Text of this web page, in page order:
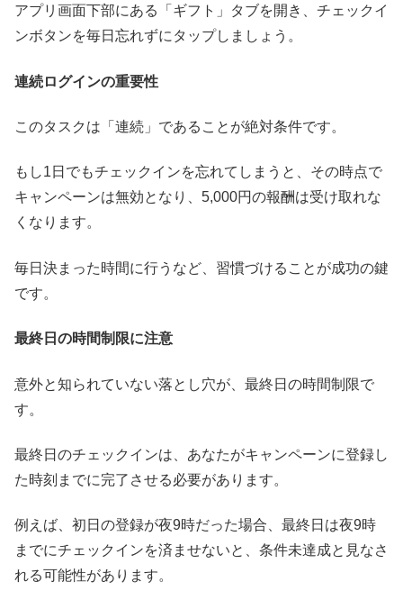
アプリ画面下部にある「ギフト」タブを開き、チェックイ
ンボタンを毎日忘れずにタップしましょう。
連続ログインの重要性
このタスクは「連続」であることが絶対条件です。
もし1日でもチェックインを忘れてしまうと、その時点で
キャンペーンは無効となり、5,000円の報酬は受け取れな
くなります。
毎日決まった時間に行うなど、習慣づけることが成功の鍵
です。
最終日の時間制限に注意
意外と知られていない落とし穴が、最終日の時間制限で
す。
最終日のチェックインは、あなたがキャンペーンに登録し
た時刻までに完了させる必要があります。
例えば、初日の登録が夜9時だった場合、最終日は夜9時
までにチェックインを済ませないと、条件未達成と見なさ
れる可能性があります。